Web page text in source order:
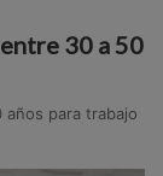
30 a 50
para trabajo